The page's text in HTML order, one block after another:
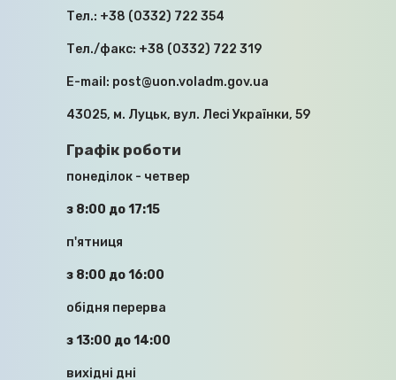
МОДЕРНІЗАЦІЯ, ДЕЦЕНТРАЛІЗАЦІЯ,
ІНВЕСТИЦІЇ: У ВМІ ПРОЙШЛА
РОБОЧА НАРАДА ІЗ ЗАСТУПНИКОМ
ПРО РЕАЛІЗАЦІЮ ВАЖЛИВОГО ДЛЯ
ЦЕНТРУ ПРОФЕСІЙНОЇ
Тел.: +38 (0332) 722 354
Тел./факс: +38 (0332) 722 319
E-mail: post@uon.voladm.gov.ua
43025, м. Луцьк, вул. Лесі Українки, 59
Графік роботи
понеділок - четвер
з 8:00 до 17:15
п'ятниця
з 8:00 до 16:00
обідня перерва
з 13:00 до 14:00
вихідні дні